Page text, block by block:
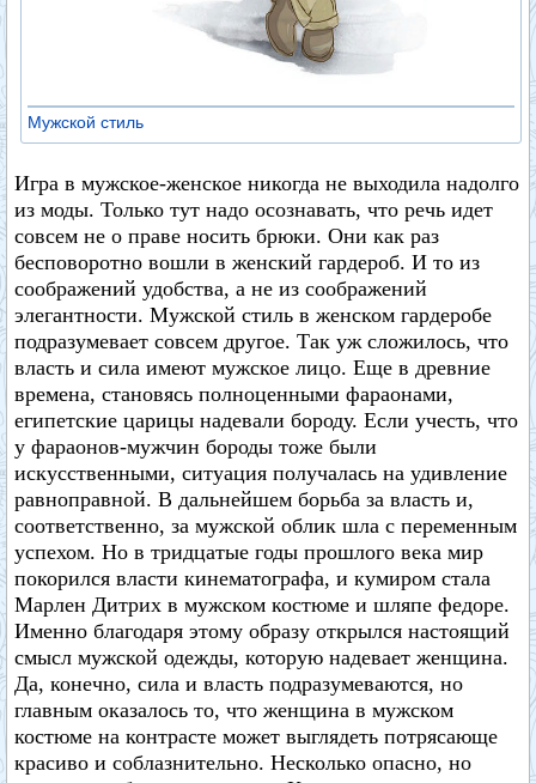
Мужской стиль
Игра в мужское-женское никогда не выходила надолго
из моды. Только тут надо осознавать, что речь идет
совсем не о праве носить брюки. Они как раз
бесповоротно вошли в женский гардероб. И то из
соображений удобства, а не из соображений
элегантности. Мужской стиль в женском гардеробе
подразумевает совсем другое. Так уж сложилось, что
власть и сила имеют мужское лицо. Еще в древние
времена, становясь полноценными фараонами,
египетские царицы надевали бороду. Если учесть, что
у фараонов-мужчин бороды тоже были
искусственными, ситуация получалась на удивление
равноправной. В дальнейшем борьба за власть и,
соответственно, за мужской облик шла с переменным
успехом. Но в тридцатые годы прошлого века мир
покорился власти кинематографа, и кумиром стала
Марлен Дитрих в мужском костюме и шляпе федоре.
Именно благодаря этому образу открылся настоящий
смысл мужской одежды, которую надевает женщина.
Да, конечно, сила и власть подразумеваются, но
главным оказалось то, что женщина в мужском
костюме на контрасте может выглядеть потрясающе
красиво и соблазнительно. Несколько опасно, но